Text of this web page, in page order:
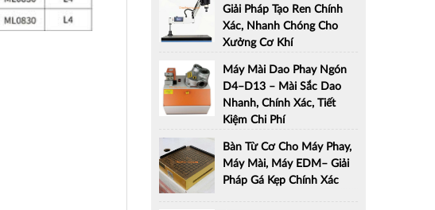
Giải Pháp Tạo Ren Chính
Xác, Nhanh Chóng Cho
Xưởng Cơ Khí
Máy Mài Dao Phay Ngón
D4–D13 – Mài Sắc Dao
Nhanh, Chính Xác, Tiết
Kiệm Chi Phí
Bàn Từ Cơ Cho Máy Phay,
Máy Mài, Máy EDM– Giải
Pháp Gá Kẹp Chính Xác